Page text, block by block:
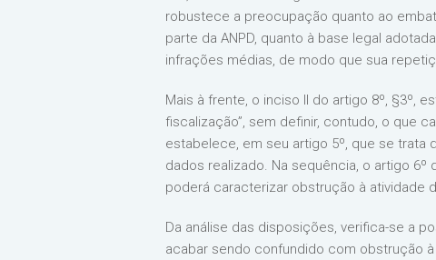
robustece a preocupação quanto ao
parte da ANPD, quanto à base legal
infrações médias, de modo que sua
Mais à frente, o inciso II do artigo 8º, §3º,
fiscalização”, sem definir, contudo, o que
estabelece, em seu artigo 5º, que se
dados realizado. Na sequência, o artigo
poderá caracterizar obstrução à atividade
Da análise das disposições, verifica-se a
acabar sendo confundido com obstrução